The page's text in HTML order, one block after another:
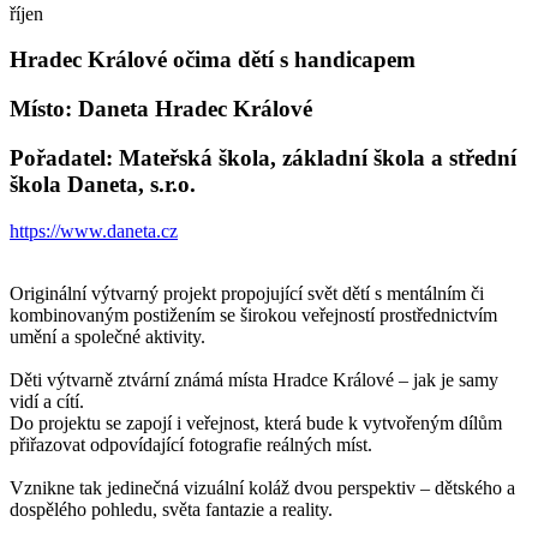
říjen
Hradec Králové očima dětí s handicapem
Místo: Daneta Hradec Králové
Pořadatel: Mateřská škola, základní škola a střední
škola Daneta, s.r.o.
https://www.daneta.cz
Originální výtvarný projekt propojující svět dětí s mentálním či
kombinovaným postižením se širokou veřejností prostřednictvím
umění a společné aktivity.
Děti výtvarně ztvární známá místa Hradce Králové – jak je samy
vidí a cítí.
Do projektu se zapojí i veřejnost, která bude k vytvořeným dílům
přiřazovat odpovídající fotografie reálných míst.
Vznikne tak jedinečná vizuální koláž dvou perspektiv – dětského a
dospělého pohledu, světa fantazie a reality.